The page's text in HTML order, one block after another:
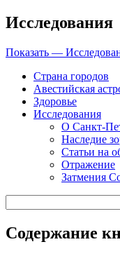
Исследования
Показать —
Страна городов
Авестийская
Здоровье
Исследования
О Санкт-
Наследие
Cтатьи на
Отражение
Затмения
Содержание